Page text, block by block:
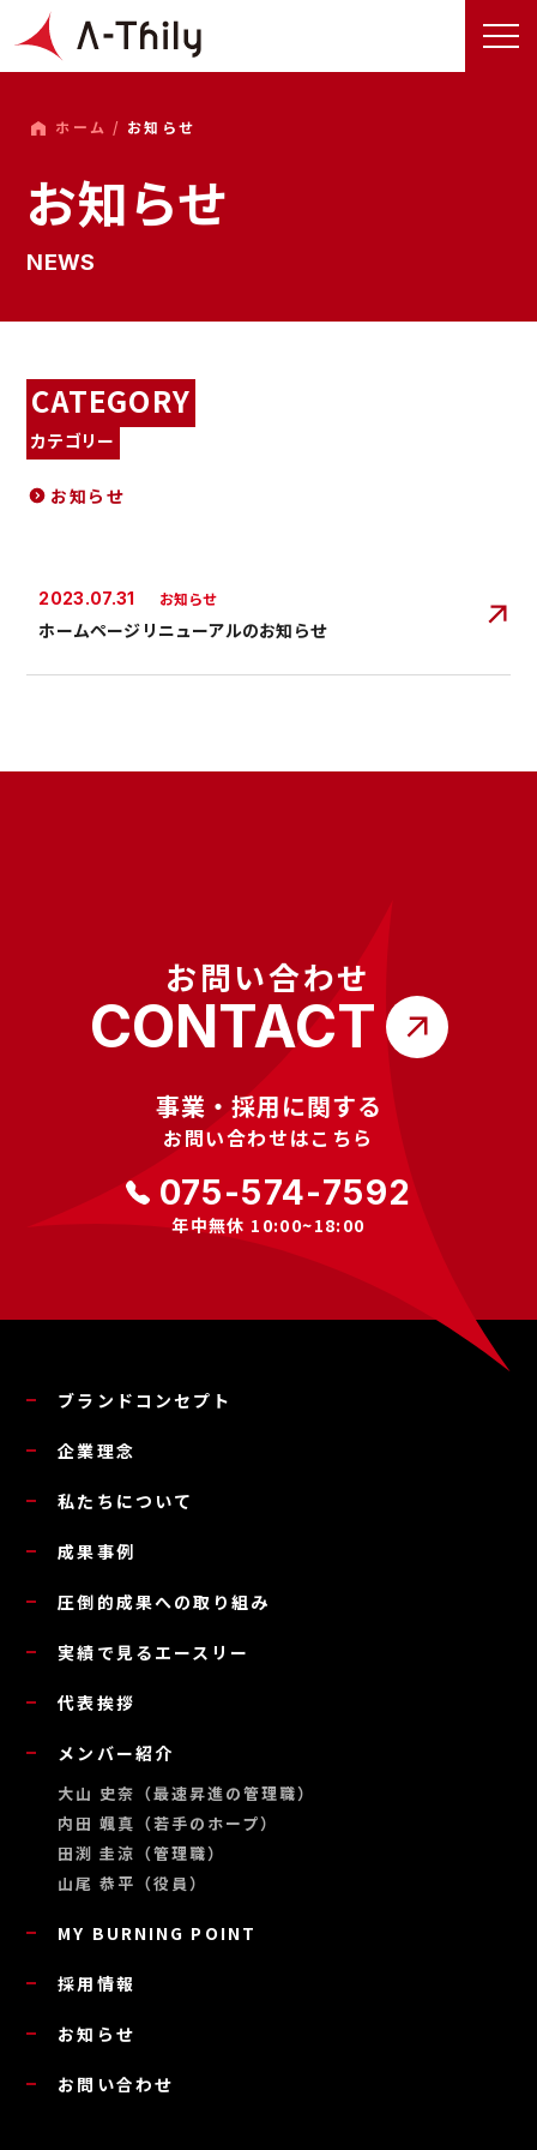
ホーム / お知らせ
お知らせ
NEWS
CATEGORY
カテゴリー
お知らせ
2023.07.31 お知らせ
ホームページリニューアルのお知らせ
お問い合わせ
CONTACT
事業・採用に関する
お問い合わせはこちら
075-574-7592
年中無休 10:00~18:00
ブランドコンセプト
企業理念
私たちについて
成果事例
圧倒的成果への取り組み
実績で見るエースリー
代表挨拶
メンバー紹介
大山 史奈（最速昇進の管理職）
内田 颯真（若手のホープ）
田渕 圭涼（管理職）
山尾 恭平（役員）
MY BURNING POINT
採用情報
お知らせ
お問い合わせ